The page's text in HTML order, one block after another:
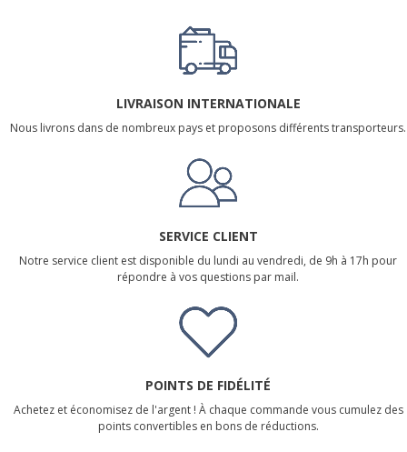
LIVRAISON INTERNATIONALE
Nous livrons dans de nombreux pays et proposons différents transporteurs.
SERVICE CLIENT
Notre service client est disponible du lundi au vendredi, de 9h à 17h pour
répondre à vos questions par mail.
POINTS DE FIDÉLITÉ
Achetez et économisez de l'argent ! À chaque commande vous cumulez des
points convertibles en bons de réductions.